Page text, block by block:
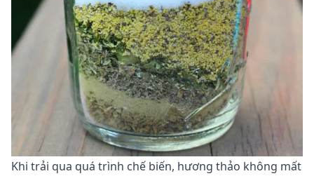
Khi trải qua quá trình chế biến, hương thảo không mất